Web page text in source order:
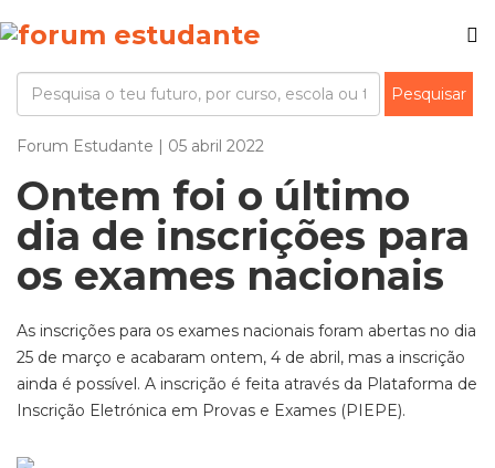
Forum Estudante | 05 abril 2022
Ontem foi o último
dia de inscrições para
os exames nacionais
As inscrições para os exames nacionais foram abertas no dia
25 de março e acabaram ontem, 4 de abril, mas a inscrição
ainda é possível. A inscrição é feita através da Plataforma de
Inscrição Eletrónica em Provas e Exames (PIEPE).